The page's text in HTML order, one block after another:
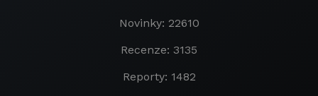
Novinky: 22610
Recenze: 3135
Reporty: 1482